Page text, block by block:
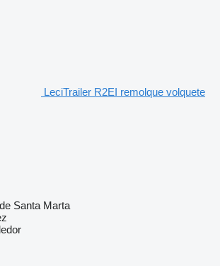
LeciTrailer R2EI remolque volquete
Santa Marta